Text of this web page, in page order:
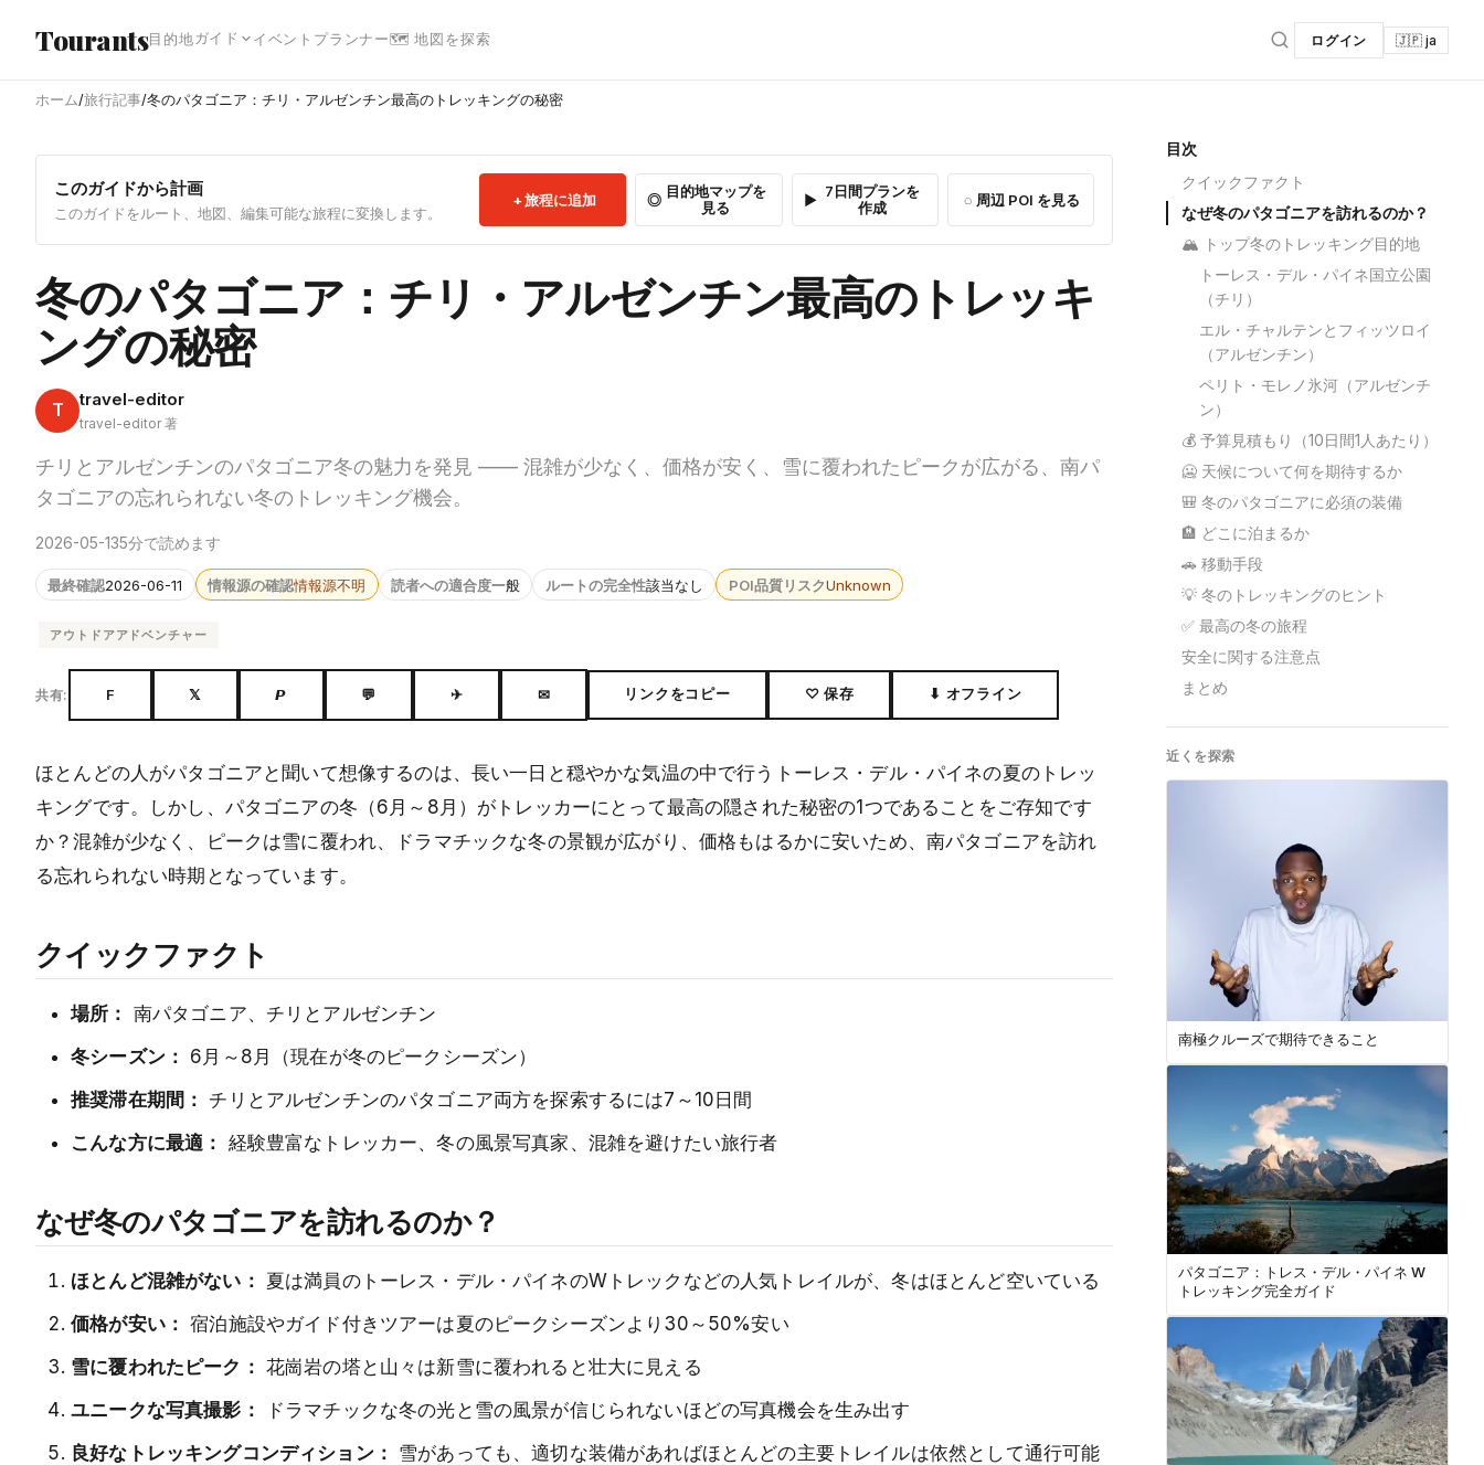
Tourants目的地ガイド イベント プランナー🗺 地図を探索 ログイン 🇯🇵 ja
ホーム/旅行記事/冬のパタゴニア：チリ・アルゼンチン最高のトレッキングの秘密
このガイドから計画
このガイドをルート、地図、編集可能な旅程に変換します。
旅程に追加
目的地マップを
見る
7日間プランを
作成
周辺 POI を見る
冬のパタゴニア：チリ・アルゼンチン最高のトレッキ
ングの秘密
T travel-editor
travel-editor 著
チリとアルゼンチンのパタゴニア冬の魅力を発見 —— 混雑が少なく、価格が安く、雪に覆われたピークが広がる、南パ
タゴニアの忘れられない冬のトレッキング機会。
2026-05-135分で読めます
最終確認2026-06-11 情報源の確認情報源不明 読者への適合度一般 ルートの完全性該当なし POI品質リスクUnknown
アウトドアアドベンチャー
共有: F 𝕏 𝙋 💬 ✈ ✉ リンクをコピー ♡ 保存 ⬇ オフライン
ほとんどの人がパタゴニアと聞いて想像するのは、長い一日と穏やかな気温の中で行うトーレス・デル・パイネの夏のトレッ
キングです。しかし、パタゴニアの冬（6月～8月）がトレッカーにとって最高の隠された秘密の1つであることをご存知です
か？混雑が少なく、ピークは雪に覆われ、ドラマチックな冬の景観が広がり、価格もはるかに安いため、南パタゴニアを訪れ
る忘れられない時期となっています。
クイックファクト
場所： 南パタゴニア、チリとアルゼンチン
冬シーズン： 6月～8月（現在が冬のピークシーズン）
推奨滞在期間： チリとアルゼンチンのパタゴニア両方を探索するには7～10日間
こんな方に最適： 経験豊富なトレッカー、冬の風景写真家、混雑を避けたい旅行者
なぜ冬のパタゴニアを訪れるのか？
ほとんど混雑がない： 夏は満員のトーレス・デル・パイネのWトレックなどの人気トレイルが、冬はほとんど空いている
価格が安い： 宿泊施設やガイド付きツアーは夏のピークシーズンより30～50%安い
雪に覆われたピーク： 花崗岩の塔と山々は新雪に覆われると壮大に見える
ユニークな写真撮影：
ドラマチックな冬の光と雪の風景が信じられないほどの写真機会を生み出す
良好なトレッキングコンディション： 雪があっても、適切な装備があればほとんどの主要トレイルは依然として通行可能
目次
クイックファクト
なぜ冬のパタゴニアを訪れるのか？
🏔️ トップ冬のトレッキング目的地
トーレス・デル・パイネ国立公園
（チリ）
エル・チャルテンとフィッツロイ
（アルゼンチン）
ペリト・モレノ氷河（アルゼンチ
ン）
💰 予算見積もり（10日間1人あたり）
🥶 天候について何を期待するか
🎒 冬のパタゴニアに必須の装備
🏨 どこに泊まるか
🚗 移動手段
💡 冬のトレッキングのヒント
✅ 最高の冬の旅程
安全に関する注意点
まとめ
近くを探索
南極クルーズで期待できること
パタゴニア：トレス・デル・パイネ W
トレッキング完全ガイド